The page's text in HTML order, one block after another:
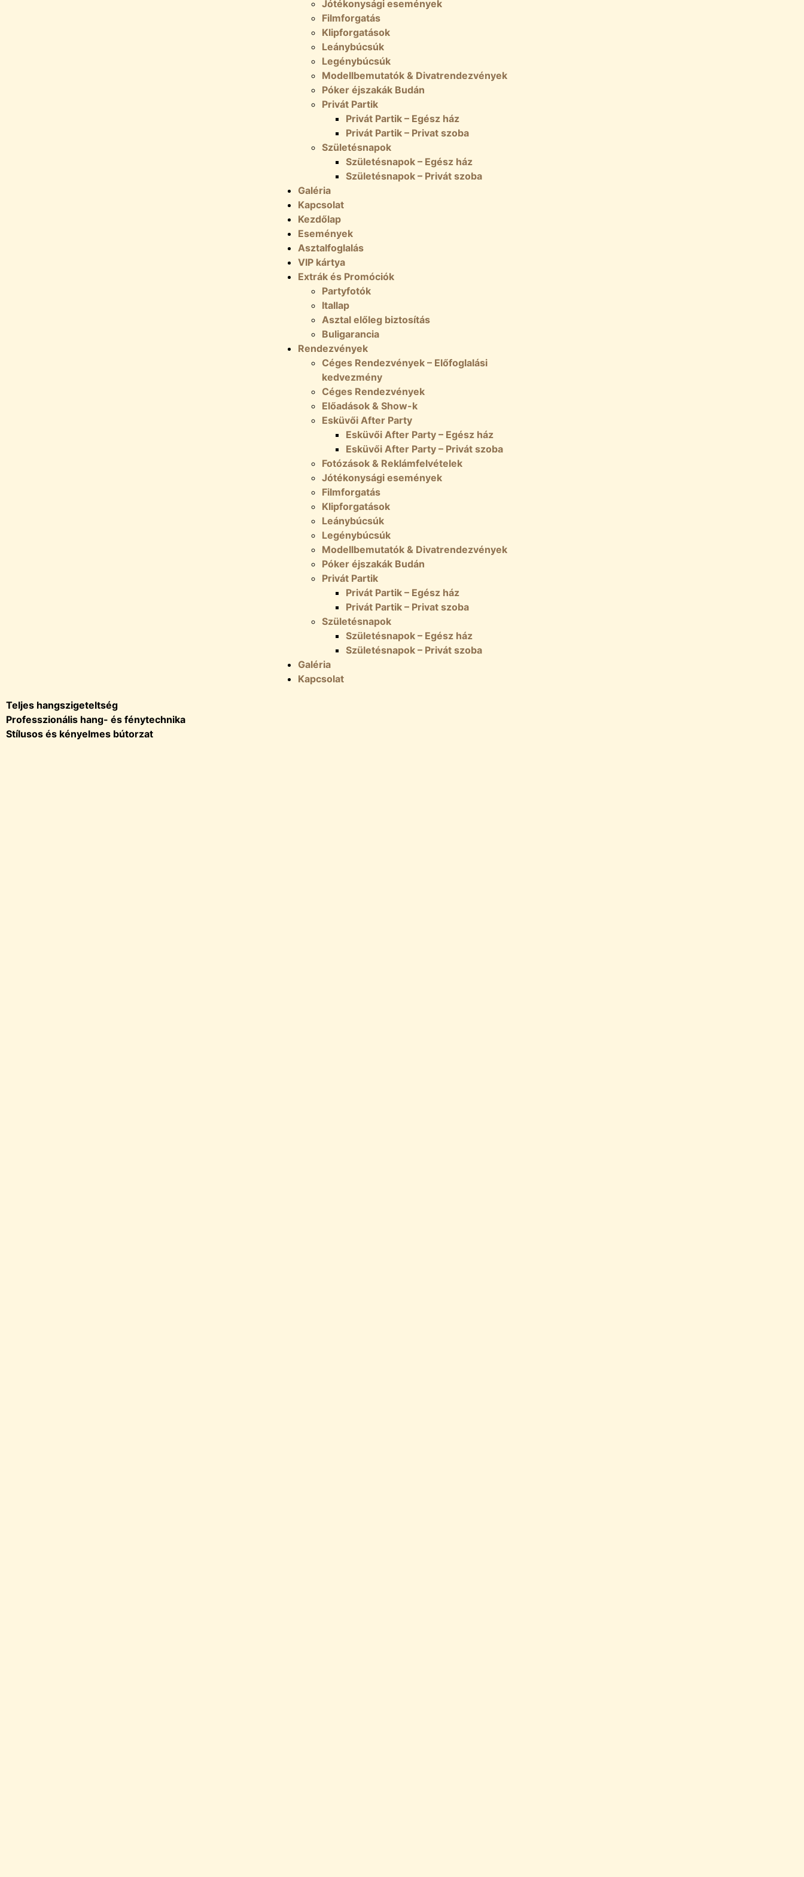
Jótékonysági események
Filmforgatás
Klipforgatások
Leánybúcsúk
Legénybúcsúk
Modellbemutatók & Divatrendezvények
Póker éjszakák Budán
Privát Partik
Privát Partik – Egész ház
Privát Partik – Privat szoba
Születésnapok
Születésnapok – Egész ház
Születésnapok – Privát szoba
Galéria
Kapcsolat
Kezdőlap
Események
Asztalfoglalás
VIP kártya
Extrák és Promóciók
Partyfotók
Itallap
Asztal előleg biztosítás
Buligarancia
Rendezvények
Céges Rendezvények – Előfoglalási
kedvezmény
Céges Rendezvények
Előadások & Show-k
Esküvői After Party
Esküvői After Party – Egész ház
Esküvői After Party – Privát szoba
Fotózások & Reklámfelvételek
Jótékonysági események
Filmforgatás
Klipforgatások
Leánybúcsúk
Legénybúcsúk
Modellbemutatók & Divatrendezvények
Póker éjszakák Budán
Privát Partik
Privát Partik – Egész ház
Privát Partik – Privat szoba
Születésnapok
Születésnapok – Egész ház
Születésnapok – Privát szoba
Galéria
Kapcsolat
Teljes hangszigeteltség
Professzionális hang- és fénytechnika
Stílusos és kényelmes bútorzat